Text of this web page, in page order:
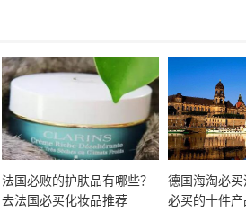
法国必败的护肤品有哪些？
去法国必买化妆品推荐
德国海淘必
必买的十件产